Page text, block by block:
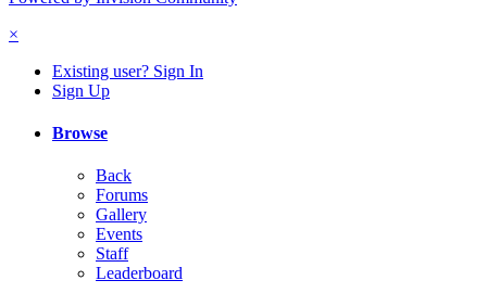
×
Existing user? Sign In
Sign Up
Browse
Back
Forums
Gallery
Events
Staff
Leaderboard